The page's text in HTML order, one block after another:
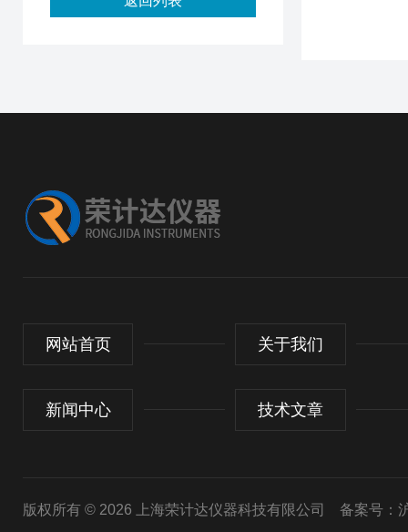
网站首页 关于我们
新闻中心 技术文章
版权所有 © 2026 上海荣计达仪器科技有限公司 备案号：